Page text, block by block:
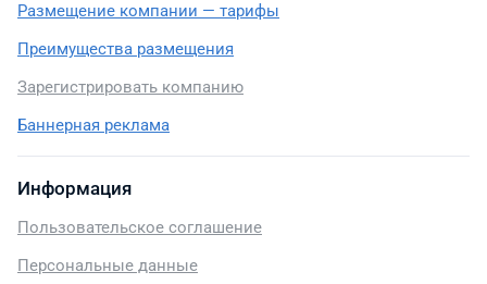
Размещение компании — тарифы
Преимущества размещения
Зарегистрировать компанию
Баннерная реклама
Информация
Пользовательское соглашение
Персональные данные